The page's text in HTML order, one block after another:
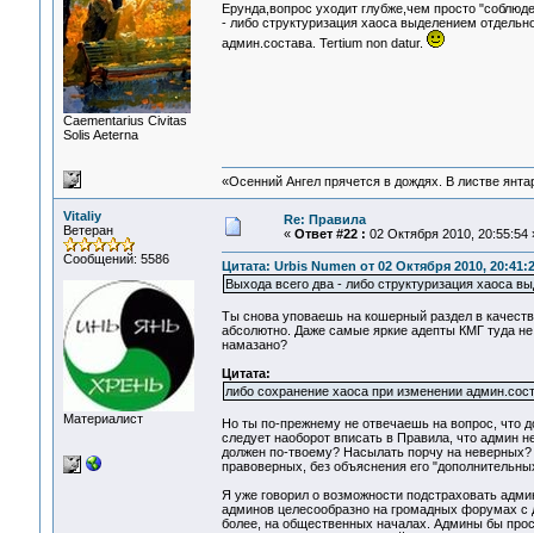
Сaementarius Civitas
Solis Aeterna
Ерунда,вопрос уходит глубже,чем просто
- либо структуризация хаоса выделением
админ.состава. Tertium non datur.
«Осенний Ангел прячется в дождях. В листве
Vitaliy
Ветеран
Сообщений: 5586
Материалист
Re: Правила
« Ответ #22 : 02 Октября 2010, 20:55:54
Цитата: Urbis Numen от 02 Октября 2010,
Выхода всего два - либо структуризация хаоса
Ты снова уповаешь на кошерный раздел в
абсолютно. Даже самые яркие адепты КМГ туда
намазано?
Цитата:
либо сохранение хаоса при изменении
Но ты по-прежнему не отвечаешь на вопрос, что
следует наоборот вписать в Правила, что админ
должен по-твоему? Насылать порчу на
правоверных, без объяснения его
Я уже говорил о возможности подстраховать
админов целесообразно на громадных форумах с
более, на общественных началах. Админы бы